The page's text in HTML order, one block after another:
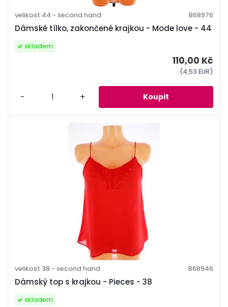
Dámské tílko, zakončené krajkou - Mode love - 44
velikost 44 - second hand B68976
110,00 Kč
(4,53 EUR)
skladem
- +
Dámský top s krajkou - Pieces - 38
velikost 38 - second hand B68946
skladem